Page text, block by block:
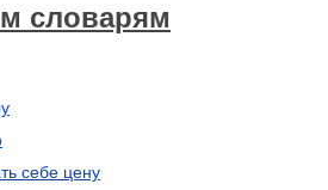
словарям
себе цену